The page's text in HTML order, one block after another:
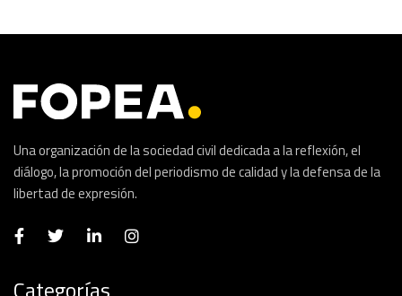
Una organización de la sociedad civil dedicada a la reflexión, el
diálogo, la promoción del periodismo de calidad y la defensa de la
libertad de expresión.